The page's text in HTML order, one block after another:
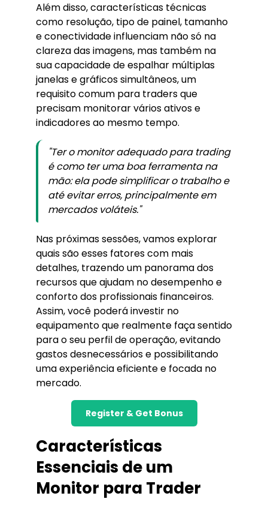
Além disso, características técnicas
como resolução, tipo de painel, tamanho
e conectividade influenciam não só na
clareza das imagens, mas também na
sua capacidade de espalhar múltiplas
janelas e gráficos simultâneos, um
requisito comum para traders que
precisam monitorar vários ativos e
indicadores ao mesmo tempo.
"Ter o monitor adequado para trading
é como ter uma boa ferramenta na
mão: ela pode simplificar o trabalho e
até evitar erros, principalmente em
mercados voláteis."
Nas próximas sessões, vamos explorar
quais são esses fatores com mais
detalhes, trazendo um panorama dos
recursos que ajudam no desempenho e
conforto dos profissionais financeiros.
Assim, você poderá investir no
equipamento que realmente faça sentido
para o seu perfil de operação, evitando
gastos desnecessários e possibilitando
uma experiência eficiente e focada no
mercado.
Register & Get Bonus
Características
Essenciais de um
Monitor para Trader